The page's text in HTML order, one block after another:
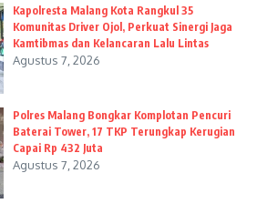
Kapolresta Malang Kota Rangkul 35
Komunitas Driver Ojol, Perkuat Sinergi Jaga
Kamtibmas dan Kelancaran Lalu Lintas
Agustus 7, 2026
Polres Malang Bongkar Komplotan Pencuri
Baterai Tower, 17 TKP Terungkap Kerugian
Capai Rp 432 Juta
Agustus 7, 2026